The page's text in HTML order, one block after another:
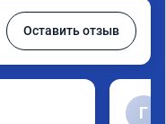
Оставить отзыв
Г